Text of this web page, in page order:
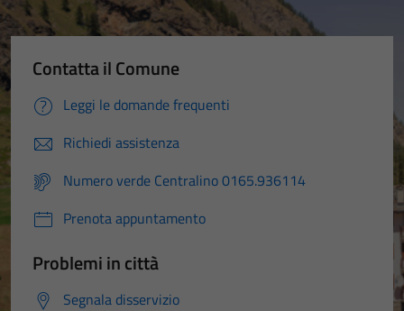
Contatta il Comune
Leggi le domande frequenti
Richiedi assistenza
Numero verde Centralino 0165.936114
Prenota appuntamento
Problemi in città
Segnala disservizio